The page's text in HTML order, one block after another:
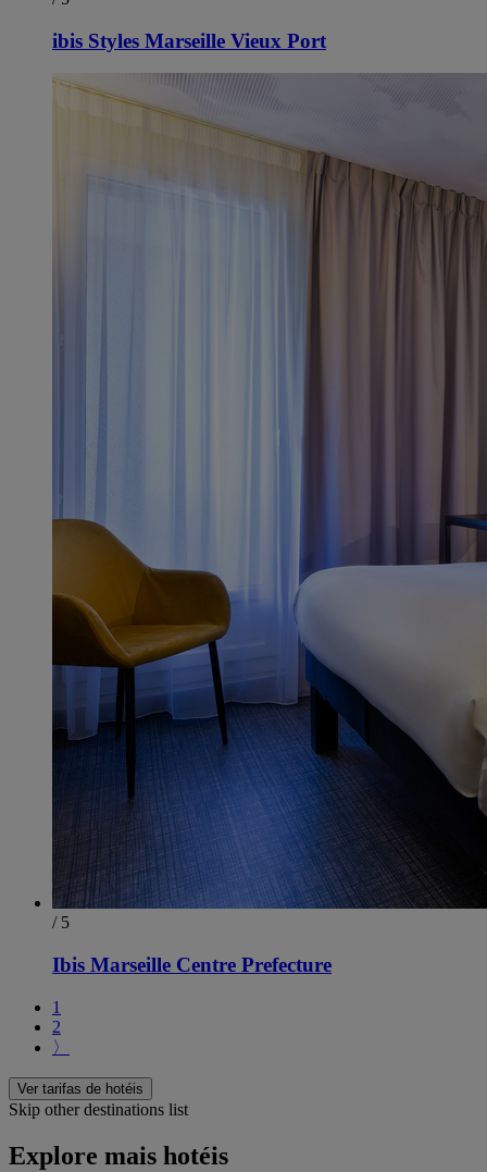
ibis Styles Marseille Vieux Port
/ 5
Ibis Marseille Centre Prefecture
1
2
〉
Ver tarifas de hotéis
Skip other destinations list
Explore mais hotéis